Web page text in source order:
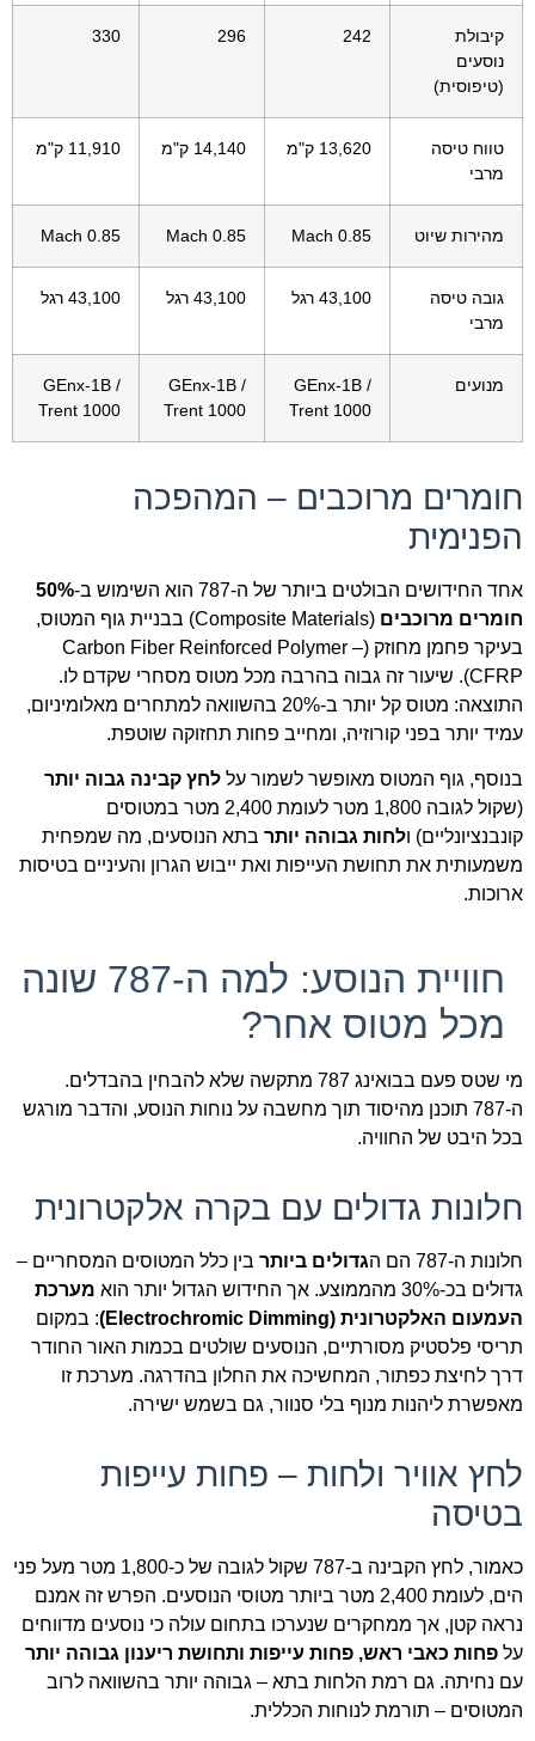
קיבולת
נוסעים
(טיפוסית)
242
296
330
טווח טיסה
מרבי
13,620 ק"מ 14,140 ק"מ 11,910 ק"מ
מהירות שיוט Mach 0.85
Mach 0.85
Mach 0.85
גובה טיסה
מרבי
43,100 רגל 43,100 רגל 43,100 רגל
מנועים
GEnx-1B /
Trent 1000
GEnx-1B /
Trent 1000
GEnx-1B /
Trent 1000
חומרים מרוכבים – המהפכה
הפנימית
אחד החידושים הבולטים ביותר של ה-787 הוא השימוש ב-
50%
חומרים מרוכבים
(Composite Materials) בבניית גוף המטוס,
בעיקר פחמן מחוזק (Carbon Fiber Reinforced Polymer –
CFRP). שיעור זה גבוה בהרבה מכל מטוס מסחרי שקדם לו.
התוצאה: מטוס קל יותר ב-20% בהשוואה למתחרים מאלומיניום,
עמיד יותר בפני קורוזיה, ומחייב פחות תחזוקה שוטפת.
בנוסף, גוף המטוס מאופשר לשמור על לחץ קבינה גבוה יותר
(שקול לגובה 1,800 מטר לעומת 2,400 מטר במטוסים
קונבנציונליים) ולחות גבוהה יותר בתא הנוסעים, מה שמפחית
משמעותית את תחושת העייפות ואת ייבוש הגרון והעיניים בטיסות
ארוכות.
חוויית הנוסע: למה ה-787 שונה
מכל מטוס אחר?
מי שטס פעם בבואינג 787 מתקשה שלא להבחין בהבדלים.
ה-787 תוכנן מהיסוד תוך מחשבה על נוחות הנוסע, והדבר מורגש
בכל היבט של החוויה.
חלונות גדולים עם בקרה אלקטרונית
חלונות ה-787 הם ה גדולים ביותר בין כלל המטוסים המסחריים –
גדולים בכ-30% מהממוצע. אך החידוש הגדול יותר הוא
מערכת
העמעום האלקטרונית (Electrochromic Dimming)
: במקום
תריסי פלסטיק מסורתיים, הנוסעים שולטים בכמות האור החודר
דרך לחיצת כפתור, המחשיכה את החלון בהדרגה. מערכת זו
מאפשרת ליהנות מנוף בלי סנוור, גם בשמש ישירה.
לחץ אוויר ולחות – פחות עייפות
בטיסה
כאמור, לחץ הקבינה ב-787 שקול לגובה של כ-1,800 מטר מעל פני
הים, לעומת 2,400 מטר ביותר מטוסי הנוסעים. הפרש זה אמנם
נראה קטן, אך ממחקרים שנערכו בתחום עולה כי נוסעים מדווחים
על פחות כאבי ראש, פחות עייפות ותחושת ריענון גבוהה יותר
עם נחיתה. גם רמת הלחות בתא – גבוהה יותר בהשוואה לרוב
המטוסים – תורמת לנוחות הכללית.